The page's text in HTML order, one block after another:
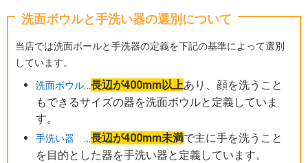
洗面ボウルと手洗い器の選別について
当店では洗面ボールと手洗器の定義を下記の基準によって選別
しています。
洗面ボウル…長辺が400mm以上あり、顔を洗うこと
もできるサイズの器を洗面ボウルと定義していま
す。
手洗い器 …長辺が400mm未満で主に手を洗うこと
を目的とした器を手洗い器と定義しています。